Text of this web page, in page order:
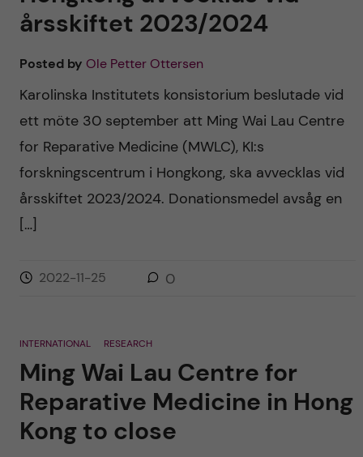
d
årsskiftet 2023/2024
Posted by Ole Petter Ottersen
Karolinska Institutets konsistorium beslutade vid
ett möte 30 september att Ming Wai Lau Centre
for Reparative Medicine (MWLC), KI:s
forskningscentrum i Hongkong, ska avvecklas vid
årsskiftet 2023/2024. Donationsmedel avsåg en
[…]
2022-11-25 0
INTERNATIONAL RESEARCH
Ming Wai Lau Centre for
Reparative Medicine in Hong
Kong to close